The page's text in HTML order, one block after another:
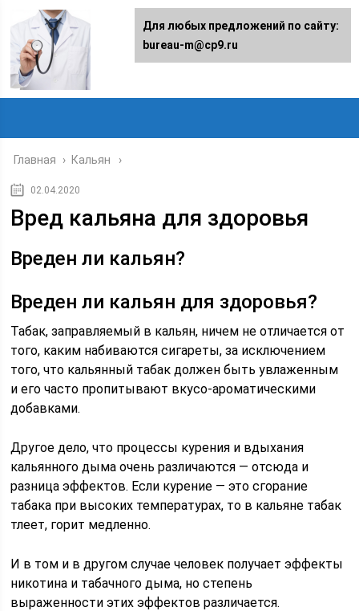
Главная › Кальян
02.04.2020
Вред кальяна для здоровья
Вреден ли кальян?
Вреден ли кальян для здоровья?
Табак, заправляемый в кальян, ничем не отличается от
того, каким набиваются сигареты, за исключением
того, что кальянный табак должен быть увлаженным
и его часто пропитывают вкусо-ароматическими
добавками.
Другое дело, что процессы курения и вдыхания
кальянного дыма очень различаются — отсюда и
разница эффектов. Если курение — это сгорание
табака при высоких температурах, то в кальяне табак
тлеет, горит медленно.
И в том и в другом случае человек получает эффекты
никотина и табачного дыма, но степень
выраженности этих эффектов различается.
Для любых предложений по сайту:
bureau-m@cp9.ru